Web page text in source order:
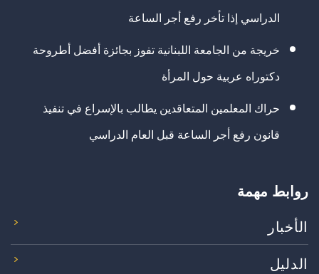
الدراسي إذا تأخر رفع أجر الساعة
خريجة من الجامعة اللبنانية تفوز بجائزة أفضل أطروحة
دكتوراه عربية حول المرأة
حراك المعلمين المتعاقدين يطالب بالإسراع في تنفيذ
قانون رفع أجر الساعة قبل العام الدراسي
روابط مهمة
الأخبار
الدليل